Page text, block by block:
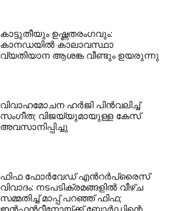
കാട്ടുതീയും ഉഷ്ണതരംഗവും:
കാനഡയിൽ കാലാവസ്ഥാ
വ്യതിയാന ആശങ്ക വീണ്ടും ഉയരുന്നു
വിവാഹമോചന ഹർജി പിൻവലിച്ച്
സംഗീത; വിജയ്‌യുമായുള്ള കേസ്
അവസാനിപ്പിച്ചു
ഫിഫ ഫോർവേഡ് എൻറർപ്രൈസ്
വിവാദം: നടപടിക്രമങ്ങളിൽ വീഴ്ച
സമ്മതിച്ച് മാപ്പ് പറഞ്ഞ് ഫിഫ;
ഇൻഫൻറീനോയ്ക്ക് ബോർഡിന്റെ